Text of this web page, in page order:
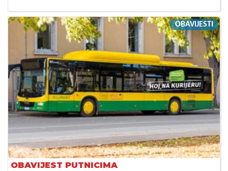
OBAVIJESTI
OBAVIJEST PUTNICIMA